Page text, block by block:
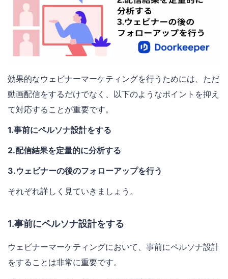
効果的なウェビナーマーケティングを行うためには、ただ
動画配信をするだけでなく、以下のようなポイントを抑え
て対応することが重要です。
1.事前にペルソナ設計をする
2.配信結果を定量的に分析する
3.ウェビナーの後のフォローアップを行う
それぞれ詳しく見ていきましょう。
1.事前にペルソナ設計をする
ウェビナーマーケティングにおいて、事前にペルソナ設計
をすることは非常に重要です。